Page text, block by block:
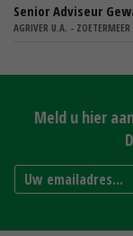
Senior Adviseur
AGRIVER U.A. - ZOETERMEER
Meld u hier